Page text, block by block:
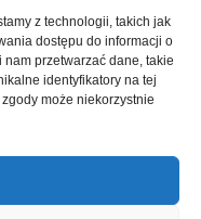
z technologii, takich jak
dostępu do informacji o
przetwarzać dane, takie
identyfikatory na tej
może niekorzystnie